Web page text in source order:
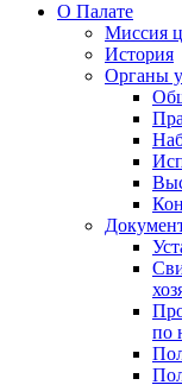
О Палате
Миссия
История
Органы
по